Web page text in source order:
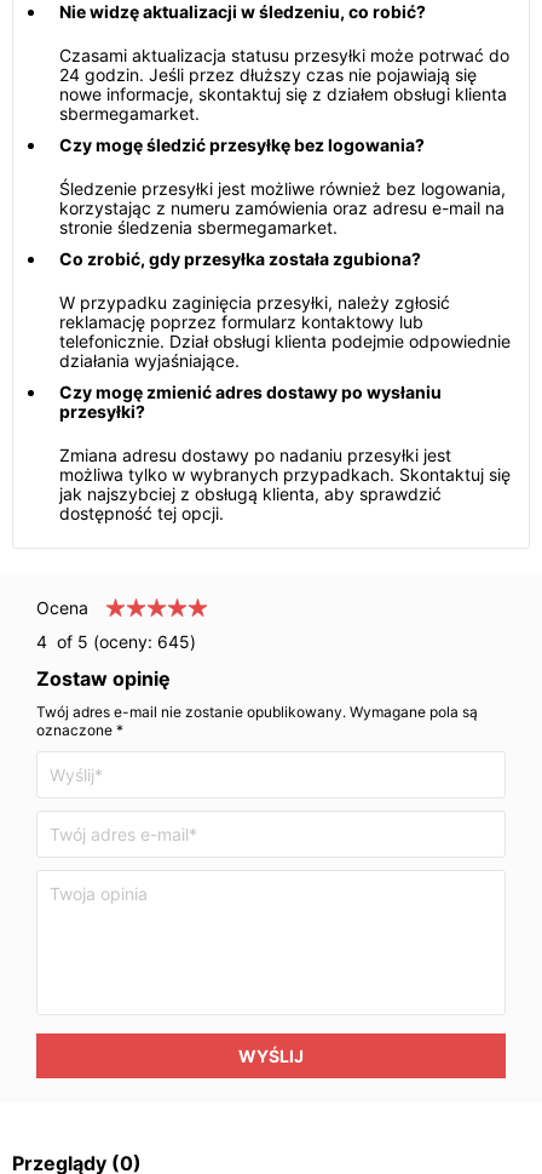
Nie widzę aktualizacji w śledzeniu, co robić?
Czasami aktualizacja statusu przesyłki może potrwać do
24 godzin. Jeśli przez dłuższy czas nie pojawiają się
nowe informacje, skontaktuj się z działem obsługi klienta
sbermegamarket.
Czy mogę śledzić przesyłkę bez logowania?
Śledzenie przesyłki jest możliwe również bez logowania,
korzystając z numeru zamówienia oraz adresu e-mail na
stronie śledzenia sbermegamarket.
Co zrobić, gdy przesyłka została zgubiona?
W przypadku zaginięcia przesyłki, należy zgłosić
reklamację poprzez formularz kontaktowy lub
telefonicznie. Dział obsługi klienta podejmie odpowiednie
działania wyjaśniające.
Czy mogę zmienić adres dostawy po wysłaniu
przesyłki?
Zmiana adresu dostawy po nadaniu przesyłki jest
możliwa tylko w wybranych przypadkach. Skontaktuj się
jak najszybciej z obsługą klienta, aby sprawdzić
dostępność tej opcji.
Ocena
4 of 5 (oceny: 645)
Zostaw opinię
Twój adres e-mail nie zostanie opublikowany. Wymagane pola są
oznaczone *
WYŚLIJ
Przeglądy (0)